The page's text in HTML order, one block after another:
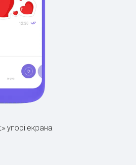
угорі екрана